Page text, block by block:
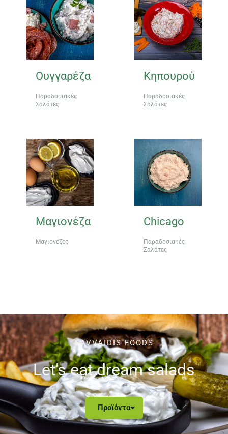
Ουγγαρέζα
Παραδοσιακές
Σαλάτες
Κηπουρού
Παραδοσιακές
Σαλάτες
Μαγιονέζα
Μαγιονέζες
Chicago
Παραδοσιακές
Σαλάτες
SAVVAIDIS FOODS
Let’s eat dream salads
Προϊόντα